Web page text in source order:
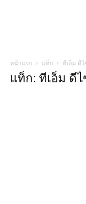
หน้าแรก แท็ก ทีเอ็ม ดี
แท็ก: ทีเอ็ม ดี